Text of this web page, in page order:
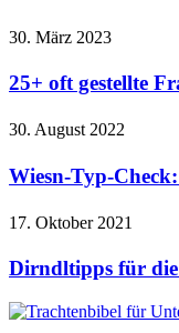
30. März 2023
25+ oft gestellte
30. August 2022
Wiesn-Typ-
17. Oktober 2021
Dirndltipps für